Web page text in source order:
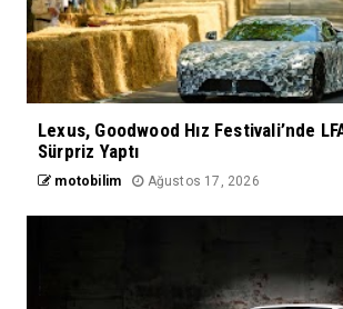
Lexus, Goodwood Hız Festivali’nde
Sürpriz Yaptı
motobilim Ağustos 17, 2026